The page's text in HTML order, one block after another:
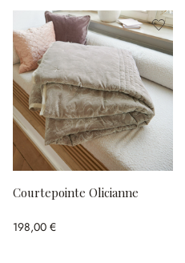
Courtepointe Olicianne
198,00 €